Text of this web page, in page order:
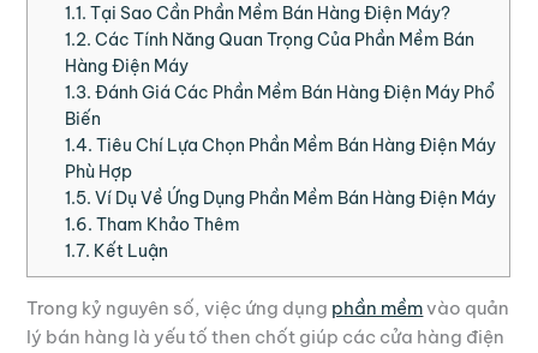
1.1. Tại Sao Cần Phần Mềm Bán Hàng Điện Máy?
1.2. Các Tính Năng Quan Trọng Của Phần Mềm Bán
Hàng Điện Máy
1.3. Đánh Giá Các Phần Mềm Bán Hàng Điện Máy Phổ
Biến
1.4. Tiêu Chí Lựa Chọn Phần Mềm Bán Hàng Điện Máy
Phù Hợp
1.5. Ví Dụ Về Ứng Dụng Phần Mềm Bán Hàng Điện Máy
1.6. Tham Khảo Thêm
1.7. Kết Luận
Trong kỷ nguyên số, việc ứng dụng phần mềmvào quản
lý bán hàng là yếu tố then chốt giúp các cửa hàng điện